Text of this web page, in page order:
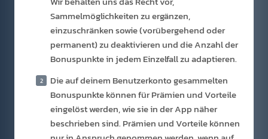
Sammelmöglichkeiten zu ergänzen,
einzuschränken sowie (vorübergehend oder
permanent) zu deaktivieren und die Anzahl der
Bonuspunkte in jedem Einzelfall zu adaptieren.
Die auf deinem Benutzerkonto gesammelten
Bonuspunkte können für Prämien und Vorteile
eingelöst werden, wie sie in der App näher
beschrieben sind. Prämien und Vorteile können